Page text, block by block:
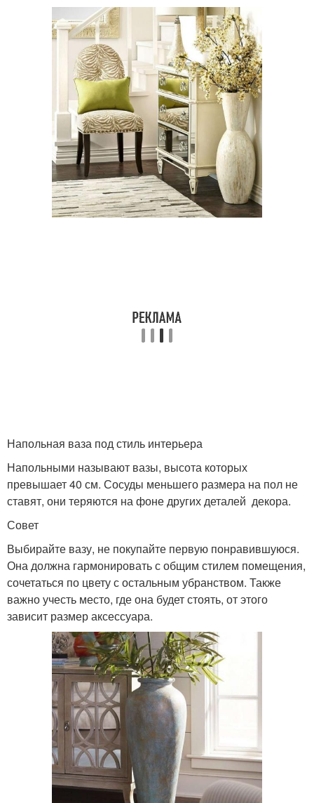
Напольная ваза под стиль интерьера
Напольными называют вазы, высота которых
превышает 40 см. Сосуды меньшего размера на пол не
ставят, они теряются на фоне других деталей декора.
Совет
Выбирайте вазу, не покупайте первую понравившуюся.
Она должна гармонировать с общим стилем помещения,
сочетаться по цвету с остальным убранством. Также
важно учесть место, где она будет стоять, от этого
зависит размер аксессуара.